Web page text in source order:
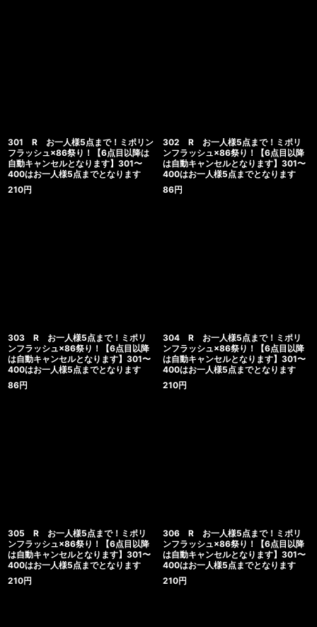
301 R お一人様5点まで！ミポリン
フラッシュ×86祭り！【6点目以降は
自動キャンセルとなります】301〜
400はお一人様5点までとなります
210円
302 R お一人様5点まで！ミポリ
ンフラッシュ×86祭り！【6点目以降
は自動キャンセルとなります】301〜
400はお一人様5点までとなります
86円
303 R お一人様5点まで！ミポリ
ンフラッシュ×86祭り！【6点目以降
は自動キャンセルとなります】301〜
400はお一人様5点までとなります
86円
304 R お一人様5点まで！ミポリ
ンフラッシュ×86祭り！【6点目以降
は自動キャンセルとなります】301〜
400はお一人様5点までとなります
210円
305 R お一人様5点まで！ミポリ
ンフラッシュ×86祭り！【6点目以降
は自動キャンセルとなります】301〜
400はお一人様5点までとなります
210円
306 R お一人様5点まで！ミポリ
ンフラッシュ×86祭り！【6点目以降
は自動キャンセルとなります】301〜
400はお一人様5点までとなります
210円